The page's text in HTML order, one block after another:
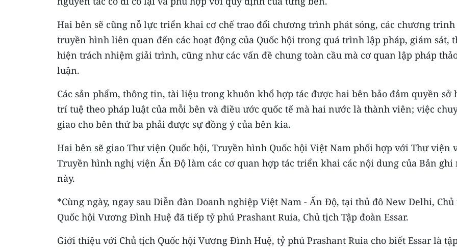
Hai bên sẽ cũng nỗ lực triển khai cơ chế trao đổi chương trình phát sóng, các chương trình
truyền hình liên quan đến các hoạt động của Quốc hội trong quá trình lập pháp, giám sát,
hiện trách nhiệm giải trình, cũng như các vấn đề chung toàn cầu mà cơ quan lập pháp
luận.
Các sản phẩm, thông tin, tài liệu trong khuôn khổ hợp tác được hai bên bảo đảm quyền sở
trí tuệ theo pháp luật của mỗi bên và điều ước quốc tế mà hai nước là thành viên; việc
giao cho bên thứ ba phải được sự đồng ý của bên kia.
Hai bên sẽ giao Thư viện Quốc hội, Truyền hình Quốc hội Việt Nam phối hợp với Thư viện
Truyền hình nghị viện Ấn Độ làm các cơ quan hợp tác triển khai các nội dung của Bản ghi
này.
*Cùng ngày, ngay sau Diễn đàn Doanh nghiệp Việt Nam - Ấn Độ, tại thủ đô New Delhi,
Quốc hội Vương Đình Huệ đã tiếp tỷ phú Prashant Ruia, Chủ tịch Tập đoàn Essar.
Giới thiệu với Chủ tịch Quốc hội Vương Đình Huệ, tỷ phú Prashant Ruia cho biết Essar là tập